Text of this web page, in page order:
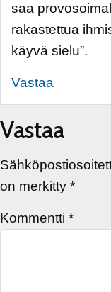
saa
rakastettua
käyvä sielu”.
Vastaa
Vastaa
on merkitty *
Kommentti *